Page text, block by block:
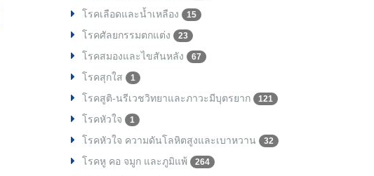
โรคเลือดและน้ำเหลือง 15
โรคศัลยกรรมตกแต่ง 23
โรคสมองและไขสันหลัง 67
โรคสุกใส 1
โรคสูติ-นรีเวชวิทยาและภาวะมีบุตรยาก 121
โรคหัวใจ 1
โรคหัวใจ ความดันโลหิตสูงและเบาหวาน 32
โรคหู คอ จมูก และภูมิแพ้ 264